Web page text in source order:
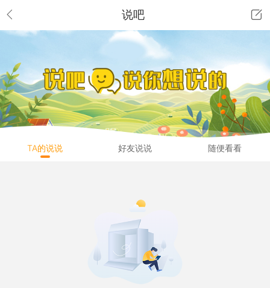
说吧
TA的说说 好友说说 随便看看